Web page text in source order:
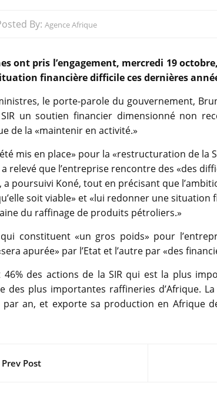
By: Agence Afrique
ont pris l’engagement, mercredi 19
financière difficile ces dernières
le porte-parole du gouvernement,
un soutien financier dimensionné non
de la «maintenir en activité.»
mis en place» pour la «restructuration de la
relevé que l’entreprise rencontre des «des
poursuivi Koné, tout en précisant que
soit viable» et «lui redonner une
du raffinage de produits pétroliers.»
constituent «un gros poids» pour
apurée» par l’Etat et l’autre par «des
46% des actions de la SIR qui est la plus
des plus importantes raffineries d’Afrique.
an, et exporte sa production en Afrique
Prev Post